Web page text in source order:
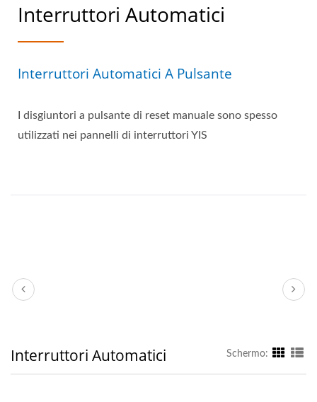
Interruttori Automatici
Interruttori Automatici A Pulsante
I disgiuntori a pulsante di reset manuale sono spesso
utilizzati nei pannelli di interruttori YIS
Interruttori Automatici Schermo: